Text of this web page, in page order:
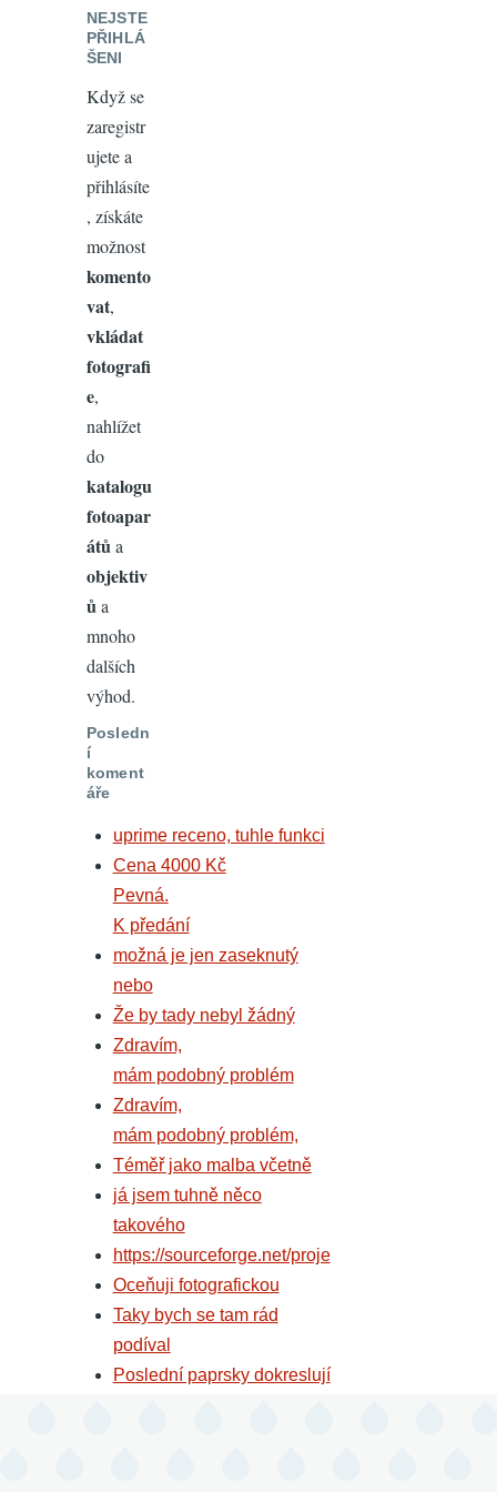
NEJSTE
PŘIHLÁ
ŠENI
Když se
zaregistr
ujete a
přihlásíte
, získáte
možnost
komento
vat,
vkládat
fotografi
e,
nahlížet
do
katalogu
fotoapar
átů a
objektiv
ů a
mnoho
dalších
výhod.
Posledn
í
koment
áře
uprime receno, tuhle funkci
Cena 4000 Kč
Pevná.
K předání
možná je jen zaseknutý
nebo
Že by tady nebyl žádný
Zdravím,
mám podobný problém
Zdravím,
mám podobný problém,
Téměř jako malba včetně
já jsem tuhně něco
takového
https://sourceforge.net/proje
Oceňuji fotografickou
Taky bych se tam rád
podíval
Poslední paprsky dokreslují